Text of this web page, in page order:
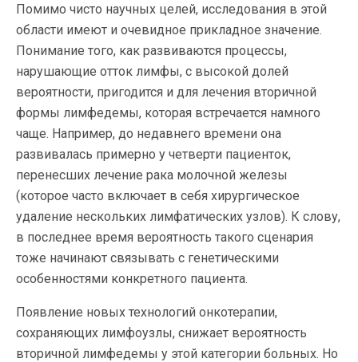
Помимо чисто научных целей, исследования в этой
области имеют и очевидное прикладное значение.
Понимание того, как развиваются процессы,
нарушающие отток лимфы, с высокой долей
вероятности, пригодится и для лечения вторичной
формы лимфедемы, которая встречается намного
чаще. Например, до недавнего времени она
развивалась примерно у четверти пациенток,
перенесших лечение рака молочной железы
(которое часто включает в себя хирургическое
удаление нескольких лимфатических узлов). К слову,
в последнее время вероятность такого сценария
тоже начинают связывать с генетическими
особенностями конкретного пациента.
Появление новых технологий онкотерапии,
сохраняющих лимфоузлы, снижает вероятность
вторичной лимфедемы у этой категории больных. Но